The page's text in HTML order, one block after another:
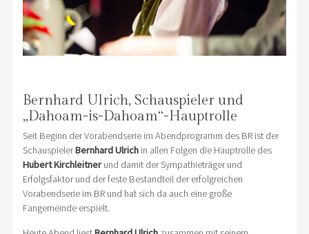
Bernhard Ulrich, Schauspieler und
„Dahoam-is-Dahoam“-Hauptrolle
Seit Beginn der Vorabendserie im Abendprogramm des BR ist der
SchauspielerBernhard Ulrichin allen Folgen die Hauptrolle des
Hubert Kirchleitnerund damit der Sympathieträger und
Erfolgsfaktor und der feste Bestandteil der erfolgreichen
Vorabendserie im BR und hat sich da auch eine große
Fangemeinde erspielt.